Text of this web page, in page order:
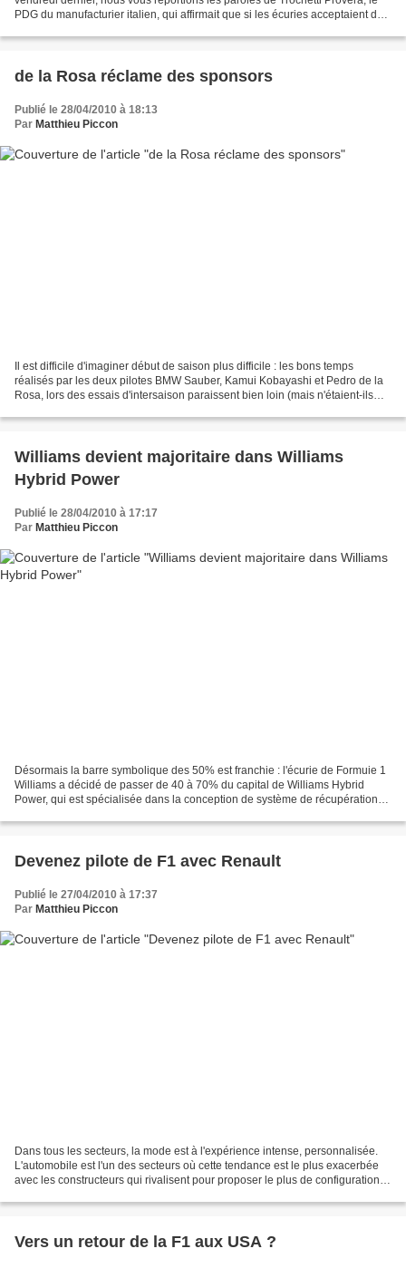
PDG du manufacturier italien, qui affirmait que si les écuries acceptaient de
de la Rosa réclame des sponsors
Publié le 28/04/2010 à 18:13
Par Matthieu Piccon
Il est difficile d'imaginer début de saison plus difficile : les bons temps
réalisés par les deux pilotes BMW Sauber, Kamui Kobayashi et Pedro de la
Rosa, lors des essais d'intersaison paraissent bien loin (mais n'étaient-ils
Williams devient majoritaire dans Williams
Hybrid Power
Publié le 28/04/2010 à 17:17
Par Matthieu Piccon
Désormais la barre symbolique des 50% est franchie : l'écurie de Formuie 1
Williams a décidé de passer de 40 à 70% du capital de Williams Hybrid
Power, qui est spécialisée dans la conception de système de récupération
Devenez pilote de F1 avec Renault
Publié le 27/04/2010 à 17:37
Par Matthieu Piccon
Dans tous les secteurs, la mode est à l'expérience intense, personnalisée.
L'automobile est l'un des secteurs où cette tendance est le plus exacerbée
avec les constructeurs qui rivalisent pour proposer le plus de configurations
Vers un retour de la F1 aux USA ?